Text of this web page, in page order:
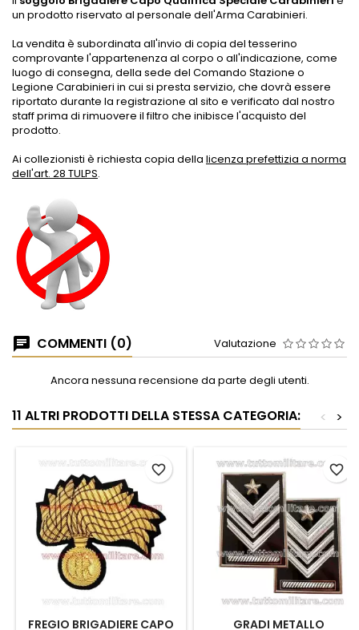
un prodotto riservato al personale dell'Arma Carabinieri.
La vendita è subordinata all'invio di copia del tesserino
comprovante l'appartenenza al corpo o all'indicazione, come
luogo di consegna, della sede del Comando Stazione o
Legione Carabinieri in cui si presta servizio, che dovrà essere
riportato durante la registrazione al sito e verificato dal nostro
staff prima di rimuovere il filtro che inibisce l'acquisto del
prodotto.
Ai collezionisti è richiesta copia della licenza prefettizia a norma
dell'art. 28 TULPS.
COMMENTI (0) Valutazione
Ancora nessuna recensione da parte degli utenti.
11 ALTRI PRODOTTI DELLA STESSA CATEGORIA: >
<
FREGIO BRIGADIERE CAPO
favorite_border
GRADI METALLO
favorite_border